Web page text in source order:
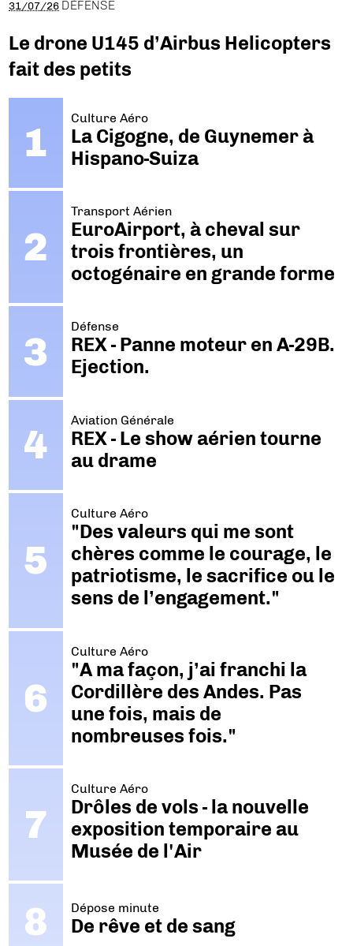
31/07/26 DÉFENSE
Le drone U145 d’Airbus Helicopters
fait des petits
Culture Aéro
La Cigogne, de Guynemer à
Hispano-Suiza
Transport Aérien
EuroAirport, à cheval sur
trois frontières, un
octogénaire en grande forme
Défense
REX - Panne moteur en A-29B.
Ejection.
Aviation Générale
REX - Le show aérien tourne
au drame
Culture Aéro
"Des valeurs qui me sont
chères comme le courage, le
patriotisme, le sacrifice ou le
sens de l’engagement."
Culture Aéro
"A ma façon, j’ai franchi la
Cordillère des Andes. Pas
une fois, mais de
nombreuses fois."
Culture Aéro
Drôles de vols - la nouvelle
exposition temporaire au
Musée de l'Air
Dépose minute
De rêve et de sang